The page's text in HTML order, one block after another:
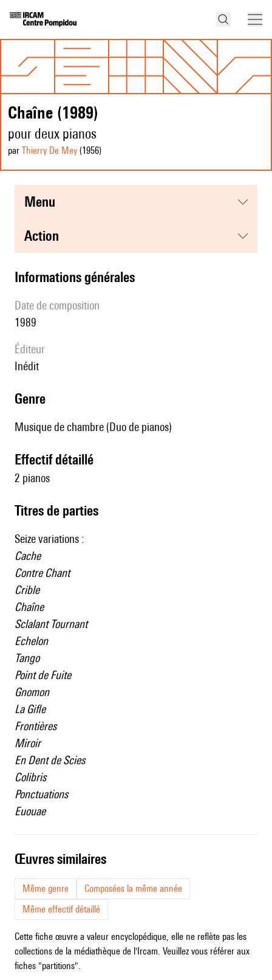
Chaîne (1989)
pour deux pianos
par Thierry De Mey (1956)
menu
action
informations générales
date de composition
1989
éditeur
Inédit
genre
Musique de chambre (Duo de pianos)
effectif détaillé
2 pianos
Titres de parties
Seize variations :
Cache
Contre Chant
Crible
Chaîne
Sclalant Tournant
Echelon
Tango
Point de Fuite
Gnomon
La Gifle
Frontières
Miroir
En Dent de Scies
Colibris
Ponctuations
Euouae
œuvres similaires
Même genre
Composées la même année
Même effectif détaillé
Cette fiche œuvre a valeur encyclopédique, elle ne reflète pas les
collections de la médiathèque de l'Ircam. Veuillez vous référer aux
fiches "partitions".